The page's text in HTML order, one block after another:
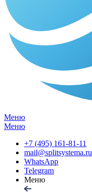
Меню
Меню
+7 (495) 161-81-11
mail@splitsystema.ru
WhatsApp
Telegram
Меню